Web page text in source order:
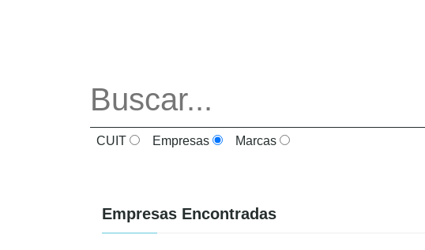
CUIT Empresas Marcas
Empresas Encontradas